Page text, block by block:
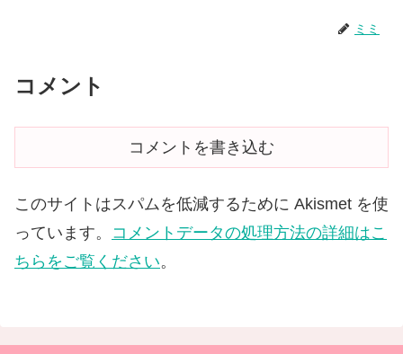
ミミ
コメント
コメントを書き込む
このサイトはスパムを低減するために Akismet を使
っています。 コメントデータの処理方法の詳細はこ
ちらをご覧ください。